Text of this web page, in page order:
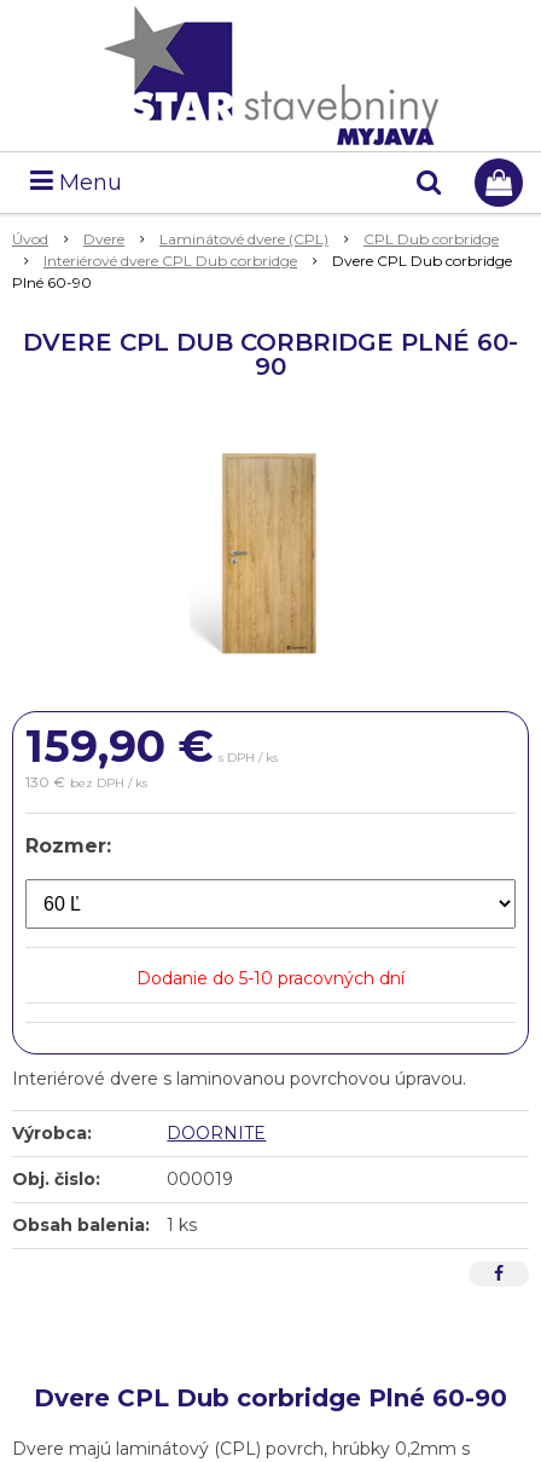
Menu
Úvod Dvere Laminátové dvere (CPL)
CPL Dub corbridge
Interiérové dvere CPL Dub corbridge
Dvere CPL Dub corbridge
Plné 60-90
DVERE CPL DUB CORBRIDGE PLNÉ 60-
90
159,90 € s DPH / ks
130 € bez DPH / ks
Rozmer:
Dodanie do 5-10 pracovných dní
Interiérové dvere s laminovanou povrchovou úpravou.
Výrobca: DOORNITE
Obj. čislo: 000019
Obsah balenia: 1 ks
Dvere CPL Dub corbridge Plné 60-90
Dvere majú laminátový (CPL) povrch, hrúbky 0,2mm s